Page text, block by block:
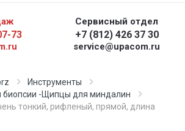
73
Сервисный отдел
+7 (812) 426 37 30
service@upacom.ru
Инструменты
-Щипцы для миндалин
тонкий, рифленый, прямой, длина